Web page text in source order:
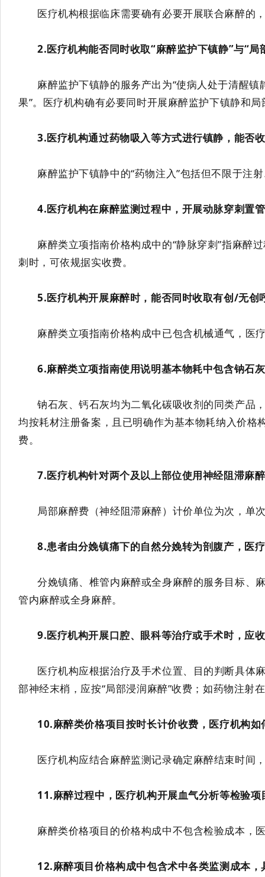
医疗机构根据临床需要确有必要开展联合麻醉的
2.医疗机构能否同时收取“麻醉监护下镇静”与“局
麻醉监护下镇静的服务产出为“使病人处于清醒镇
果”。 医疗机构确有必要同时开展麻醉监护下镇静和局
3.医疗机构通过药物吸入等方式进行镇静，能否
麻醉监护下镇静中的“药物注入”包括但不限于注射
4.医疗机构在麻醉监测过程中，开展动脉穿刺置
麻醉类立项指南价格构成中的“静脉穿刺”指麻醉
刺时 ，可依规据实收费。
5.医疗机构开展麻醉时， 能否同时收取有创/无创
麻醉类立项指南价格构成中已包含机械通气， 医
6.麻醉类立项指南使用说明基本物耗中包含钠石灰
钠石灰、钙石灰均为二氧化碳吸收剂的同类产品
均按耗材注册备案，且已明确作为基本物耗纳入价
费。
7.医疗机构针对两个及以上部位使用神经阻滞麻
局部麻醉费（神经阻滞麻醉）计价单位为次，单
8.患者由分娩镇痛下的自然分娩转为剖腹产，医
分娩镇痛、 椎管内麻醉或全身麻醉的服务目标、
管内麻醉或全身麻醉。
9.医疗机构开展口腔、眼科等治疗或手术时，应
医疗机构应根据治疗及手术位置、 目的判断具体
部神经末梢， 应按“局部浸润麻醉”收费 ； 如药物注射
10.麻醉类价格项目按时长计价收费，医疗机构如
医疗机构应结合麻醉监测记录确定麻醉结束时间
11.麻醉过程中，医疗机构开展血气分析等检验
麻醉类价格项目的价格构成中不包含检验成本，
12.麻醉项目价格构成中包含术中各类监测成本，